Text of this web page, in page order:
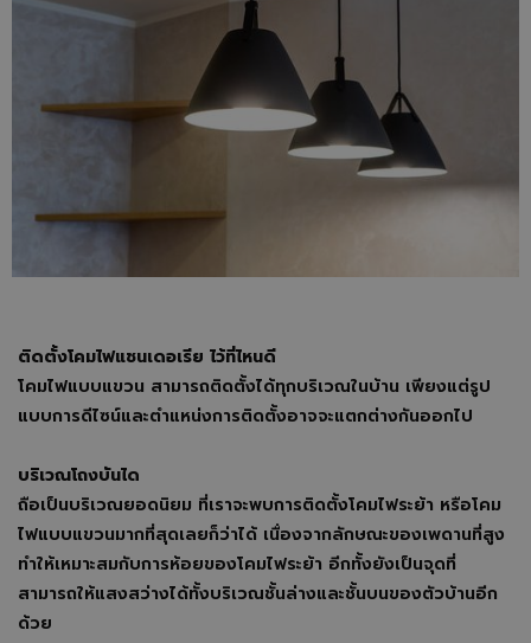
ติดตั้งโคมไฟแชนเดอเรีย ไว้ที่ไหนดี
โคมไฟแบบแขวน สามารถติดตั้งได้ทุกบริเวณในบ้าน เพียงแต่รูป
แบบการดีไซน์และตำแหน่งการติดตั้งอาจจะแตกต่างกันออกไป
บริเวณโถงบันได
ถือเป็นบริเวณยอดนิยม ที่เราจะพบการติดตั้งโคมไฟระย้า หรือโคม
ไฟแบบแขวนมากที่สุดเลยก็ว่าได้ เนื่องจากลักษณะของเพดานที่สูง
ทำให้เหมาะสมกับการห้อยของโคมไฟระย้า อีกทั้งยังเป็นจุดที่
สามารถให้แสงสว่างได้ทั้งบริเวณชั้นล่างและชั้นบนของตัวบ้านอีก
ด้วย